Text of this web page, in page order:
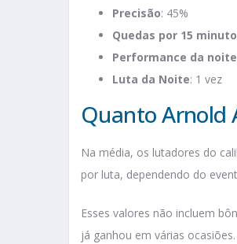
Precisão: 45%
Quedas por 15
Performance da noite
Luta da Noite: 1 vez
Quanto Arnold
Na média, os lutadores do
por luta, dependendo do
Esses valores não incluem
já ganhou em várias ocasiões.